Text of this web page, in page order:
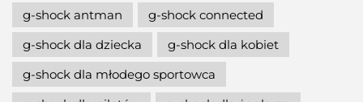
g-shock antman
g-shock connected
g-shock dla dziecka
g-shock dla kobiet
g-shock dla młodego sportowca